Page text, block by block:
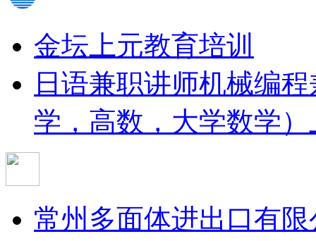
金坛上元教育培训
日语兼职讲师机械编
学，高数，大学数学）
常州多面体进出口有限